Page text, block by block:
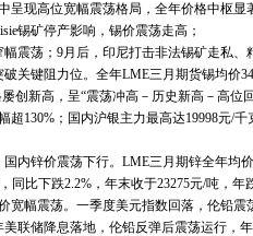
现高位宽幅震荡格局，全年价格中枢显
锡矿停产影响，锡价震荡走高；
荡；9月后，印尼打击非法锡矿走私、
关键阻力位。全年LME三月期货锡均价
创新高，呈“震荡冲高－历史新高－高位
130%；国内沪银主力最高达19998元/千
锌价震荡下行。LME三月期锌全年均价
比下跌2.2%，年末收于23275元/吨，年
幅震荡。一季度美元指数回落，伦铅震
联储降息落地，伦铅反弹后震荡运行，